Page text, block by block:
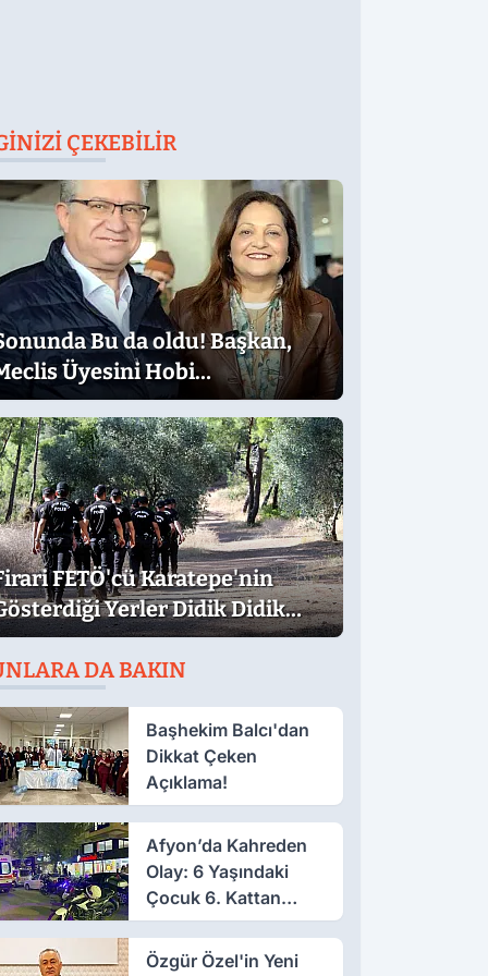
ÇEKEBILIR
Bu da oldu! Başkan,
Üyesini Hobi
Attırdı
FETÖ'cü Karatepe'nin
Yerler Didik Didik
DA BAKIN
Başhekim Balcı'dan
Dikkat Çeken
Açıklama!
Afyon’da Kahreden
Olay: 6 Yaşındaki
Çocuk 6. Kattan
Düştü
Özgür Özel'in Yeni